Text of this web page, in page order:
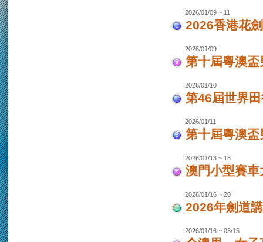
2026/01/09 ~ 11
2026香港花
2026/01/09
第十屆粵澳
2026/01/10
第46屆世界
2026/01/11
第十屆粵澳
2026/01/13 ~ 18
澳門小型賽
2026/01/16 ~ 20
2026年劍道
2026/01/16 ~ 03/15